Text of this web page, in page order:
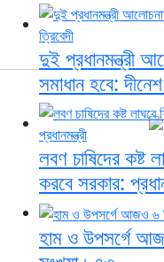
দুই প্রধানমন্ত্রী
সমাধান হবে:
লবণ চাষিদের কষ্ট
করবে সরকার:
হাম ও উপসর্গে